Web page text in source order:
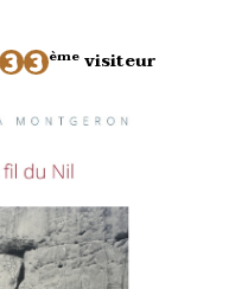
èmevisiteur